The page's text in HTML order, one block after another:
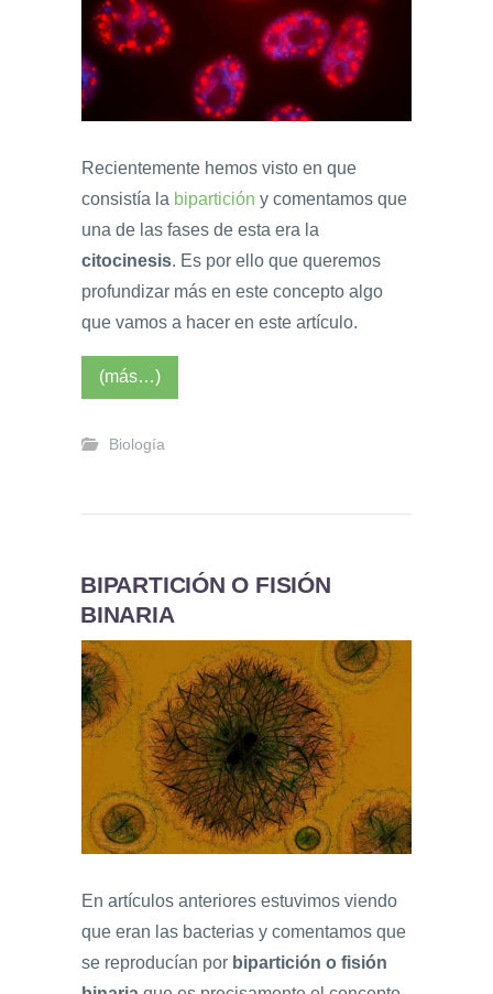
Recientemente hemos visto en que
consistía la bipartición y comentamos que
una de las fases de esta era la
citocinesis. Es por ello que queremos
profundizar más en este concepto algo
que vamos a hacer en este artículo.
(más…)
Biología
BIPARTICIÓN O FISIÓN
BINARIA
En artículos anteriores estuvimos viendo
que eran las bacterias y comentamos que
se reproducían por bipartición o fisión